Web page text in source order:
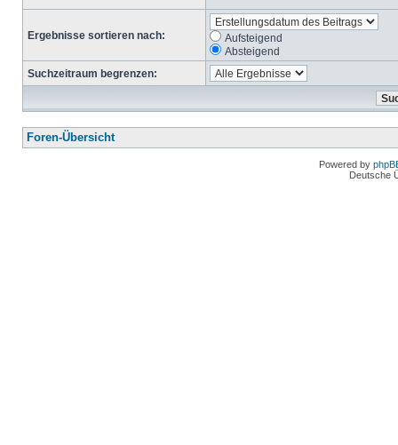
Ergebnisse sortieren nach:
Aufsteigend
Absteigend
Suchzeitraum begrenzen:
Foren-Übersicht
Powered by
Deutsche